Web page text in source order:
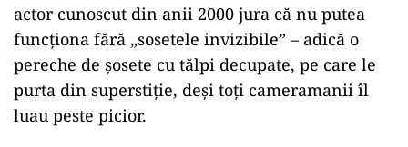
actor cunoscut din anii 2000 jura că nu putea
funcționa fără „sosetele invizibile” – adică o
pereche de șosete cu tălpi decupate, pe care le
purta din superstiție, deși toți cameramanii îl
luau peste picior.